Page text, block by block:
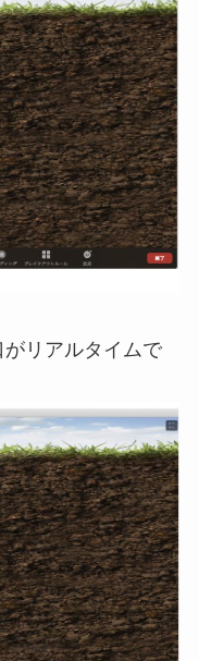
リアルタイムで